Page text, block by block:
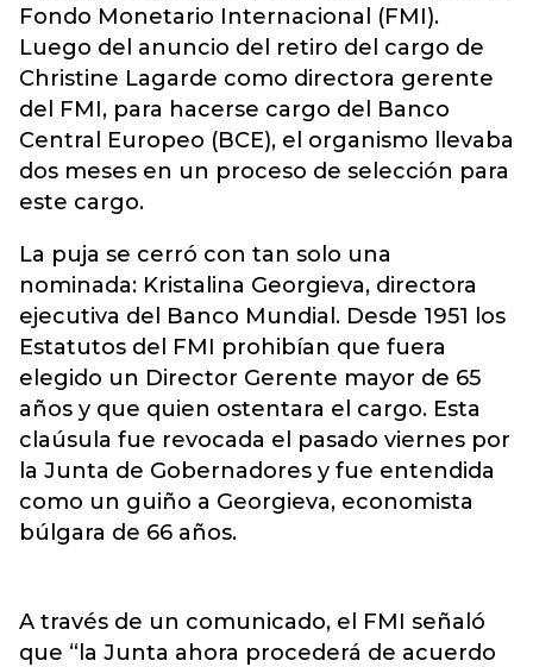
Fondo Monetario Internacional (FMI).
Luego del anuncio del retiro del cargo de
Christine Lagarde como directora gerente
del FMI, para hacerse cargo del Banco
Central Europeo (BCE), el organismo llevaba
dos meses en un proceso de selección para
este cargo.
La puja se cerró con tan solo una
nominada: Kristalina Georgieva, directora
ejecutiva del Banco Mundial. Desde 1951 los
Estatutos del FMI prohibían que fuera
elegido un Director Gerente mayor de 65
años y que quien ostentara el cargo. Esta
claúsula fue revocada el pasado viernes por
la Junta de Gobernadores y fue entendida
como un guiño a Georgieva, economista
búlgara de 66 años.
A través de un comunicado, el FMI señaló
que “la Junta ahora procederá de acuerdo